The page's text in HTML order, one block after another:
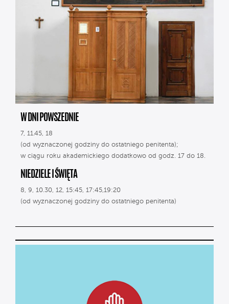
W DNI POWSZEDNIE
7, 11.45, 18
(od wyznaczonej godziny do ostatniego penitenta);
w ciągu roku akademickiego dodatkowo od godz. 17 do 18.
NIEDZIELE I ŚWIĘTA
8, 9, 10.30, 12, 15:45, 17:45,19:20
(od wyznaczonej godziny do ostatniego penitenta)